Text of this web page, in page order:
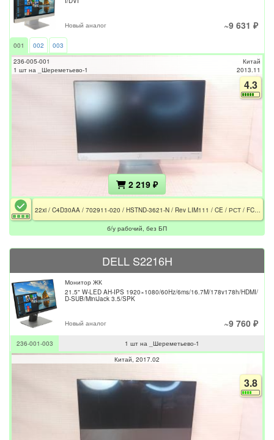
Новый аналог ~9 631 ₽
001 002
003
236-005-001
1 шт на _Шереметьево-1
Китай
2013.11
4.3
2 219 ₽
22xi / C4D30AA / 702911-020 / HSTND-3621-N / Rev LIM111 / CE / РСТ / FCC / Без БП
б/у рабочий, без БП
DELL S2216H
Монитор ЖК
21.5" W-LED AH-IPS 1920×1080/60Hz/6ms/16.7M/178v178h/HDMI/
D-SUB/MiniJack 3.5/SPK
Новый аналог ~9 760 ₽
236-001-003
1 шт на _Шереметьево-1
Китай 2017.02
3.8